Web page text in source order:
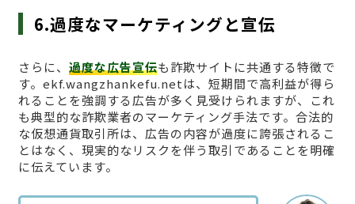
6.過度なマーケティングと宣伝
さらに、 過度な広告宣伝も詐欺サイトに共通する特徴で
す。ekf.wangzhankefu.netは、短期間で高利益が得ら
れることを強調する広告が多く見受けられますが、これ
も典型的な詐欺業者のマーケティング手法です。合法的
な仮想通貨取引所は、広告の内容が過度に誇張されるこ
とはなく、現実的なリスクを伴う取引であることを明確
に伝えています。